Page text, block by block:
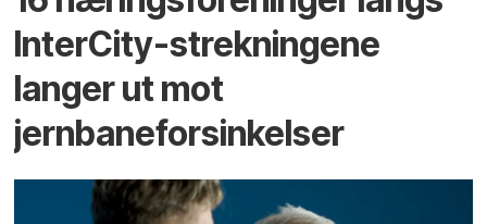
InterCity-strekningene
langer ut mot
jernbaneforsinkelser